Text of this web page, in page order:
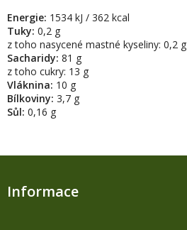
Energie: 1534 kJ / 362 kcal
Tuky: 0,2 g
z toho nasycené mastné kyseliny: 0,2 g
Sacharidy: 81 g
z toho cukry: 13 g
Vláknina: 10 g
Bílkoviny: 3,7 g
Sůl: 0,16 g
Informace